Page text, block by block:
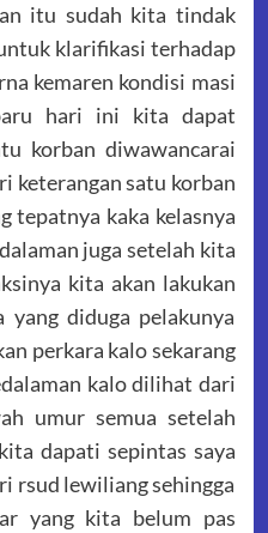
itu sudah kita tindak
klarifikasi terhadap
kemaren kondisi masi
hari ini kita dapat
korban diwawancarai
keterangan satu korban
tepatnya kaka kelasnya
juga setelah kita
kita akan lakukan
yang diduga pelakunya
perkara kalo sekarang
kalo dilihat dari
umur semua setelah
dapati sepintas saya
rsud lewiliang sehingga
yang kita belum pas